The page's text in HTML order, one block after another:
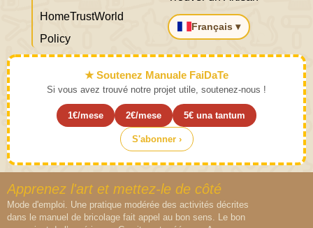
HomeTrustWorld
Policy
Français ▾
★ Soutenez Manuale FaiDaTe
Si vous avez trouvé notre projet utile, soutenez-nous !
1€/mese 2€/mese 5€ una tantum
S'abonner ›
Apprenez l'art et mettez-le de côté
Mode d'emploi. Une pratique modérée des activités décrites
dans le manuel de bricolage fait appel au bon sens. Le bon